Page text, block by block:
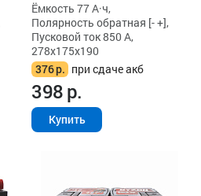
Ёмкость 77 А·ч,
Полярность обратная [- +],
Пусковой ток 850 А,
278x175x190
376р. при сдаче акб
398р.
Купить